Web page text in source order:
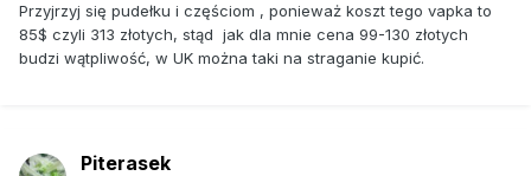
Przyjrzyj się pudełku i częściom , ponieważ koszt tego vapka to
85$ czyli 313 złotych, stąd jak dla mnie cena 99-130 złotych
budzi wątpliwość, w UK można taki na straganie kupić.
Piterasek